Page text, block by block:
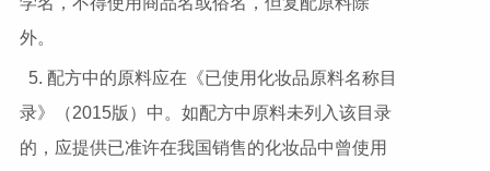
外。
5. 配方中的原料应在《已使用化妆品原料名称目
录》（2015版）中。如配方中原料未列入该目录
的，应提供已准许在我国销售的化妆品中曾使用